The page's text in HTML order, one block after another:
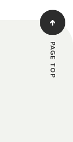
PAGE TOP